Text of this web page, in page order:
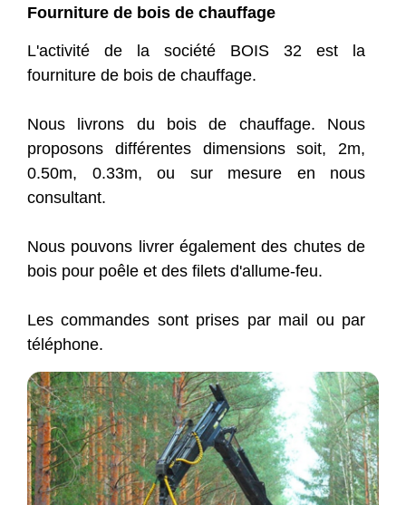
Fourniture de bois de chauffage
L'activité de la société BOIS 32 est la
fourniture de bois de chauffage.
Nous livrons du bois de chauffage. Nous
proposons différentes dimensions soit, 2m,
0.50m, 0.33m, ou sur mesure en nous
consultant.
Nous pouvons livrer également des chutes de
bois pour poêle et des filets d'allume-feu.
Les commandes sont prises par mail ou par
téléphone.